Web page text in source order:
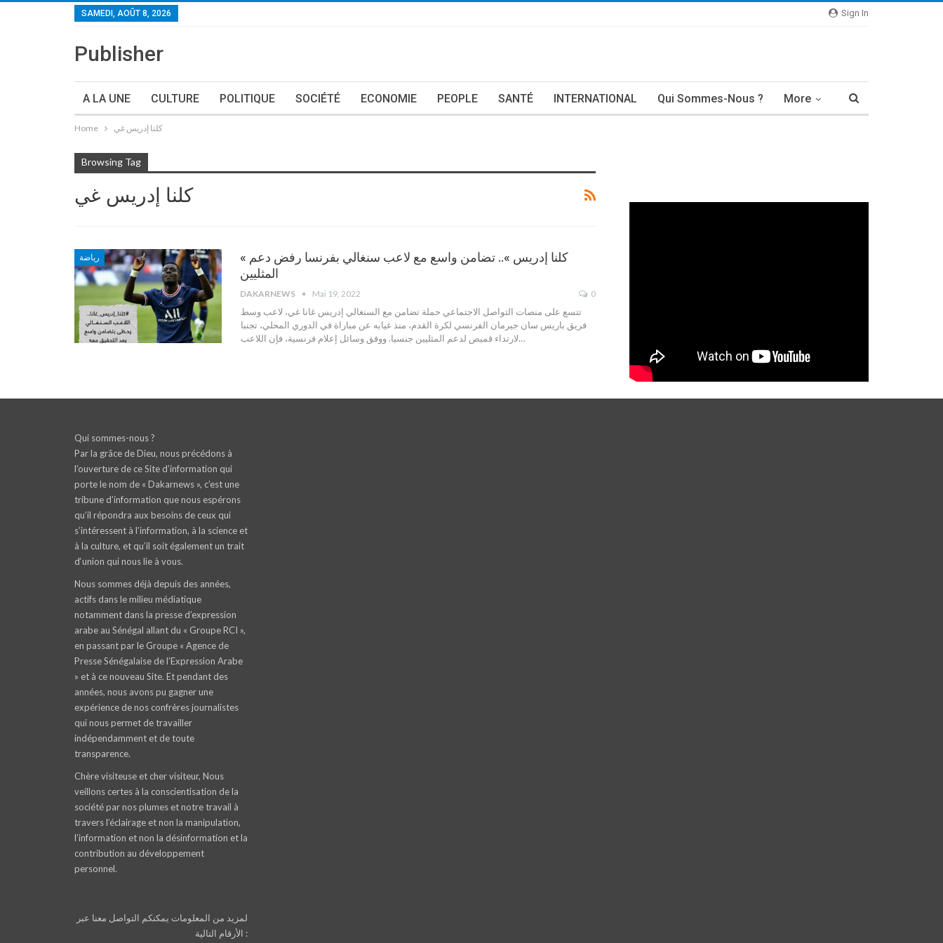
Sign In
SAMEDI, AOÛT 8, 2026
Publisher
A LA UNE CULTURE POLITIQUE SOCIÉTÉ ECONOMIE PEOPLE SANTÉ INTERNATIONAL Qui Sommes-Nous ? More
Home كلنا إدريس غي
Browsing Tag
كلنا إدريس غي
رياضة
« كلنا إدريس ».. تضامن واسع مع لاعب سنغالي بفرنسا رفض دعم
المثليين
DAKARNEWS Mai 19, 2022 0
تتسع على منصات التواصل الاجتماعي حملة تضامن مع السنغالي إدريس غانا غي، لاعب وسط
فريق باريس سان جيرمان الفرنسي لكرة القدم، منذ غيابه عن مباراة في الدوري المحلي، تجنبا
لارتداء قميص لدعم المثليين جنسيا.ووفق وسائل إعلام فرنسية، فإن اللاعب …
Qui sommes-nous ?
Par la grâce de Dieu, nous précédons à
l’ouverture de ce Site d’information qui
porte le nom de « Dakarnews », c’est une
tribune d’information que nous espérons
qu’il répondra aux besoins de ceux qui
s’intéressent à l’information, à la science et
à la culture, et qu’il soit également un trait
d‘union qui nous lie à vous.
Nous sommes déjà depuis des années,
actifs dans le milieu médiatique
notamment dans la presse d’expression
arabe au Sénégal allant du « Groupe RCI »,
en passant par le Groupe « Agence de
Presse Sénégalaise de l’Expression Arabe
» et à ce nouveau Site. Et pendant des
années, nous avons pu gagner une
expérience de nos confrères journalistes
qui nous permet de travailler
indépendamment et de toute
transparence.
Chère visiteuse et cher visiteur, Nous
veillons certes à la conscientisation de la
société par nos plumes et notre travail à
travers l’éclairage et non la manipulation,
l’information et non la désinformation et la
contribution au développement
personnel.
لمزيد من المعلومات يمكنكم التواصل معنا عبر
الأرقام التالية :